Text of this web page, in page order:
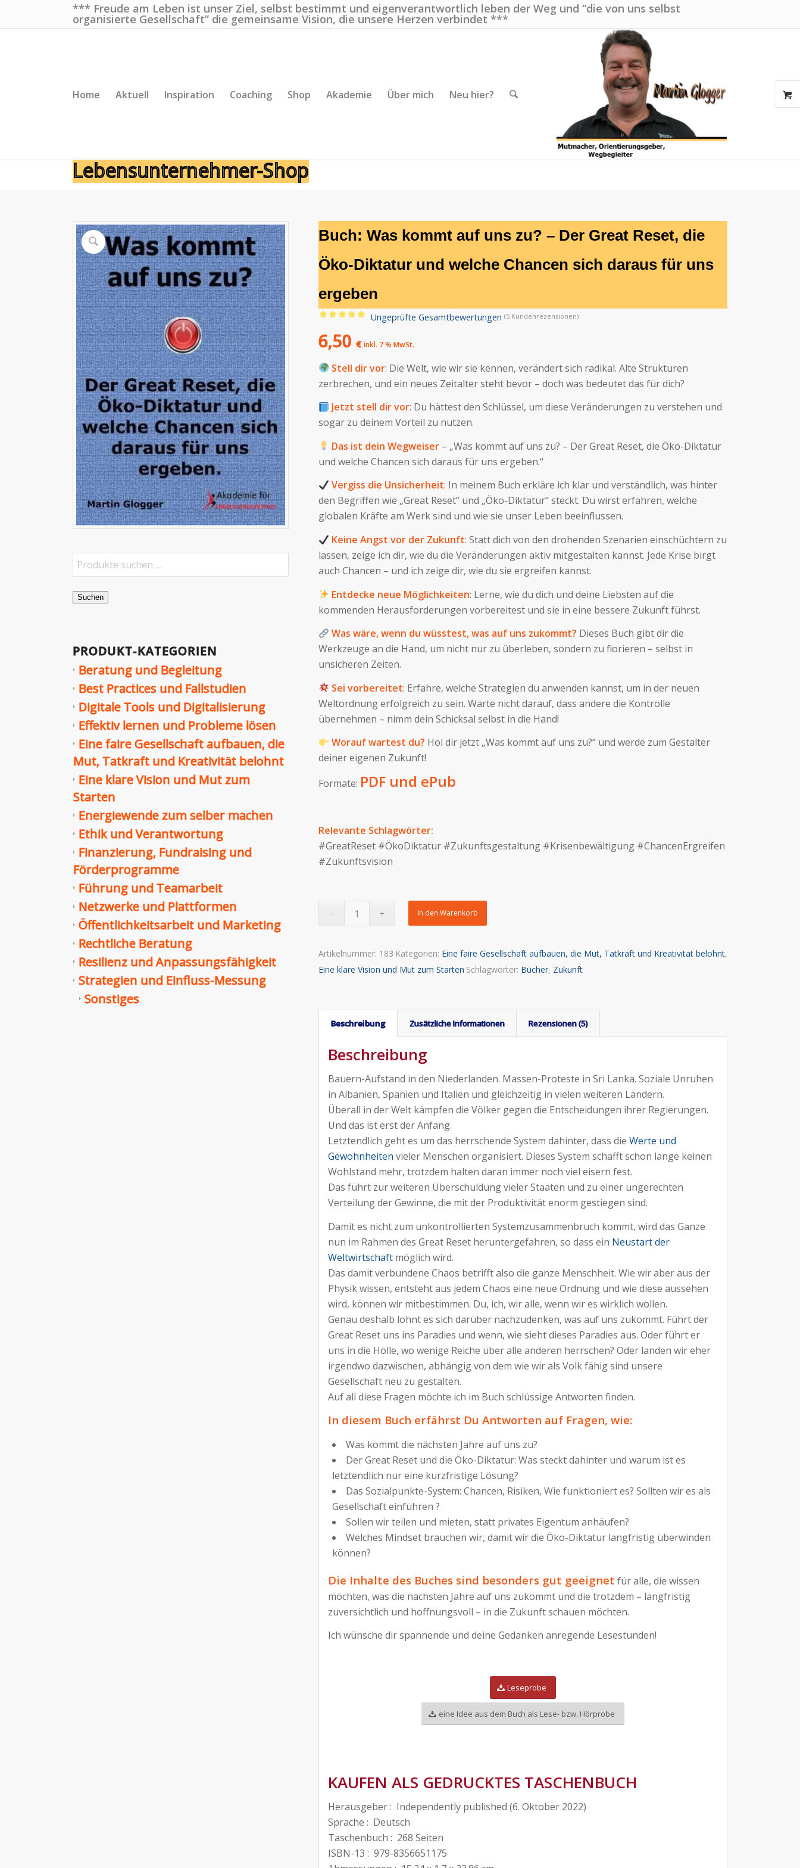
*** Freude am Leben ist unser Ziel, selbst bestimmt und eigenverantwortlich leben der Weg und “die von uns selbst
organisierte Gesellschaft” die gemeinsame Vision, die unsere Herzen verbindet ***
Home Aktuell Inspiration Coaching Shop Akademie Über mich Neu hier?
Lebensunternehmer-Shop
Suchen
PRODUKT-KATEGORIEN
Beratung und Begleitung
Best Practices und Fallstudien
Digitale Tools und Digitalisierung
Effektiv lernen und Probleme lösen
Eine faire Gesellschaft aufbauen, die
Mut, Tatkraft und Kreativität belohnt
Eine klare Vision und Mut zum
Starten
Energiewende zum selber machen
Ethik und Verantwortung
Finanzierung, Fundraising und
Förderprogramme
Führung und Teamarbeit
Netzwerke und Plattformen
Öffentlichkeitsarbeit und Marketing
Rechtliche Beratung
Resilienz und Anpassungsfähigkeit
Strategien und Einfluss-Messung
Sonstiges
Buch: Was kommt auf uns zu? – Der Great Reset, die
Öko-Diktatur und welche Chancen sich daraus für uns
ergeben
mit5.00
basierend
auf
Kundenbewertungen
Ungeprüfte Gesamtbewertungen (5 Kundenrezensionen)
6,50 € inkl. 7 % MwSt.
Stell dir vor: Die Welt, wie wir sie kennen, verändert sich radikal. Alte Strukturen
zerbrechen, und ein neues Zeitalter steht bevor – doch was bedeutet das für dich?
Jetzt stell dir vor: Du hättest den Schlüssel, um diese Veränderungen zu verstehen und
sogar zu deinem Vorteil zu nutzen.
Das ist dein Wegweiser – „Was kommt auf uns zu? – Der Great Reset, die Öko-Diktatur
und welche Chancen sich daraus für uns ergeben.“
Vergiss die Unsicherheit: In meinem Buch erkläre ich klar und verständlich, was hinter
den Begriffen wie „Great Reset“ und „Öko-Diktatur“ steckt. Du wirst erfahren, welche
globalen Kräfte am Werk sind und wie sie unser Leben beeinflussen.
Keine Angst vor der Zukunft: Statt dich von den drohenden Szenarien einschüchtern zu
lassen, zeige ich dir, wie du die Veränderungen aktiv mitgestalten kannst. Jede Krise birgt
auch Chancen – und ich zeige dir, wie du sie ergreifen kannst.
Entdecke neue Möglichkeiten: Lerne, wie du dich und deine Liebsten auf die
kommenden Herausforderungen vorbereitest und sie in eine bessere Zukunft führst.
Was wäre, wenn du wüsstest, was auf uns zukommt? Dieses Buch gibt dir die
Werkzeuge an die Hand, um nicht nur zu überleben, sondern zu florieren – selbst in
unsicheren Zeiten.
Sei vorbereitet: Erfahre, welche Strategien du anwenden kannst, um in der neuen
Weltordnung erfolgreich zu sein. Warte nicht darauf, dass andere die Kontrolle
übernehmen – nimm dein Schicksal selbst in die Hand!
Worauf wartest du? Hol dir jetzt „Was kommt auf uns zu?“ und werde zum Gestalter
deiner eigenen Zukunft!
Formate: PDF und ePub
Relevante Schlagwörter:
#GreatReset #ÖkoDiktatur #Zukunftsgestaltung #Krisenbewältigung #ChancenErgreifen
#Zukunftsvision
In den Warenkorb
Artikelnummer: 183 Kategorien: Eine faire Gesellschaft aufbauen, die Mut, Tatkraft und Kreativität belohnt,
Eine klare Vision und Mut zum Starten Schlagwörter: Bücher, Zukunft
Beschreibung Zusätzliche Informationen Rezensionen (5)
Beschreibung
Bauern-Aufstand in den Niederlanden. Massen-Proteste in Sri Lanka. Soziale Unruhen
in Albanien, Spanien und Italien und gleichzeitig in vielen weiteren Ländern.
Überall in der Welt kämpfen die Völker gegen die Entscheidungen ihrer Regierungen.
Und das ist erst der Anfang.
Letztendlich geht es um das herrschende System dahinter, dass die Werte und
Gewohnheiten vieler Menschen organisiert. Dieses System schafft schon lange keinen
Wohlstand mehr, trotzdem halten daran immer noch viel eisern fest.
Das führt zur weiteren Überschuldung vieler Staaten und zu einer ungerechten
Verteilung der Gewinne, die mit der Produktivität enorm gestiegen sind.
Damit es nicht zum unkontrollierten Systemzusammenbruch kommt, wird das Ganze
nun im Rahmen des Great Reset heruntergefahren, so dass ein Neustart der
Weltwirtschaft möglich wird.
Das damit verbundene Chaos betrifft also die ganze Menschheit. Wie wir aber aus der
Physik wissen, entsteht aus jedem Chaos eine neue Ordnung und wie diese aussehen
wird, können wir mitbestimmen. Du, ich, wir alle, wenn wir es wirklich wollen.
Genau deshalb lohnt es sich darüber nachzudenken, was auf uns zukommt. Führt der
Great Reset uns ins Paradies und wenn, wie sieht dieses Paradies aus. Oder führt er
uns in die Hölle, wo wenige Reiche über alle anderen herrschen? Oder landen wir eher
irgendwo dazwischen, abhängig von dem wie wir als Volk fähig sind unsere
Gesellschaft neu zu gestalten.
Auf all diese Fragen möchte ich im Buch schlüssige Antworten finden.
In diesem Buch erfährst Du Antworten auf Fragen, wie:
Was kommt die nächsten Jahre auf uns zu?
Der Great Reset und die Öko-Diktatur: Was steckt dahinter und warum ist es
letztendlich nur eine kurzfristige Lösung?
Das Sozialpunkte-System: Chancen, Risiken, Wie funktioniert es? Sollten wir es als
Gesellschaft einführen ?
Sollen wir teilen und mieten, statt privates Eigentum anhäufen?
Welches Mindset brauchen wir, damit wir die Öko-Diktatur langfristig überwinden
können?
Die Inhalte des Buches sind besonders gut geeignet für alle, die wissen
möchten, was die nächsten Jahre auf uns zukommt und die trotzdem – langfristig
zuversichtlich und hoffnungsvoll – in die Zukunft schauen möchten.
Ich wünsche dir spannende und deine Gedanken anregende Lesestunden!
Leseprobe
eine Idee aus dem Buch als Lese- bzw. Hörprobe
KAUFEN ALS GEDRUCKTES TASCHENBUCH
Herausgeber : Independently published (6. Oktober 2022)
Sprache : Deutsch
Taschenbuch : 268 Seiten
ISBN-13 : 979-8356651175